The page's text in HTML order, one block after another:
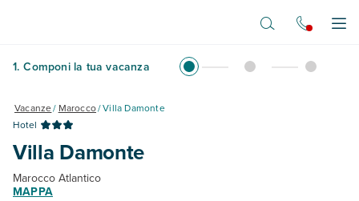
1. Componi la tua vacanza
Vacanze/ Marocco/Villa Damonte
Hotel
Villa Damonte
Marocco Atlantico
MAPPA